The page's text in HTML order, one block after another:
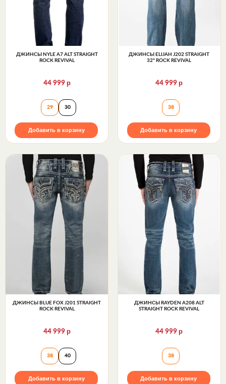
ДЖИНСЫ NYLE A7 ALT STRAIGHT
ROCK REVIVAL
44 999 р
Джинсы NYLE A7 ALT STRAIGHT Rock Revival
29 30
Добавить в корзину
ДЖИНСЫ ELIJAH J202 STRAIGHT
32" ROCK REVIVAL
44 999р
Джинсы ELIJAH
38
Добавить в корзину
ДЖИНСЫ BLUE FOX J201 STRAIGHT
ROCK REVIVAL
44 999 р
Джинсы BLUE FOX J201 STRAIGHT Rock Revival
38 40
Добавить в корзину
ДЖИНСЫ RAYDEN A208 ALT
STRAIGHT ROCK REVIVAL
44 999р
Джинсы RAYDEN
38
Добавить в корзину